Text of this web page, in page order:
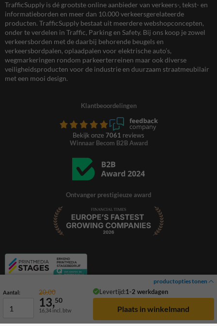
productopties tonen
Aantal: 20,00 Levertijd:1-2 werkdagen
13,50
16,34 incl. btw
TrafficSupply is dé grootste online aanbieder van verkeers-, tekst- en
informatieborden en meer dan 10.000 verkeersgerelateerde
producten. TrafficSupply bestaat uit meerdere webshopconcepten,
onder te verdelen in Traffic, Parking en Safety. Bij ons koop je zowel
verkeersborden met de daarbij behorende beugels en
verkeersbordpalen, oplaadpalen voor elektrische auto’s,
wegmarkeringen rondom parkeerterreinen maar ook diverse
veiligheidsproducten voor de industrie en duurzaam straatmeubilair
met een mooi design.
Klantbeoordelingen
Bekijk onze 7061 reviews
Winnaar Becom B2B Award
Ontvanger prestigieuze award
© 2026 TrafficSupply. Alle rechten voorbehouden.